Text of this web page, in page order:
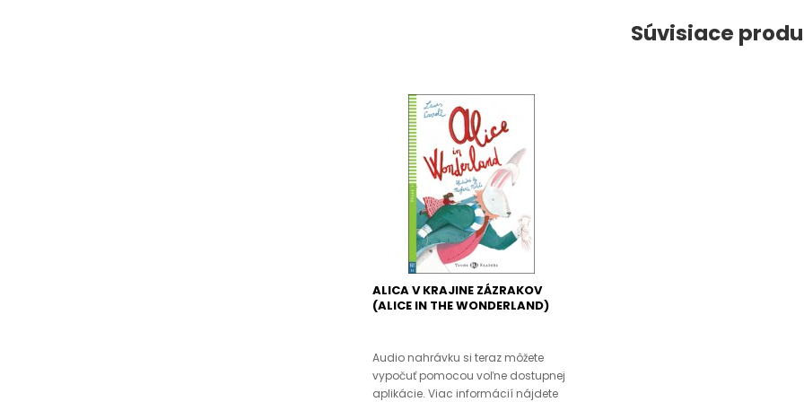
Súvisiace
ALICA V KRAJINE ZÁZRAKOV
(ALICE IN THE WONDERLAND)
Audio nahrávku si teraz môžete
vypočuť pomocou voľne dostupnej
aplikácie. Viac informácií nájdete